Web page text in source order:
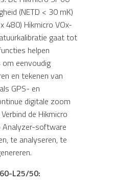
(NETD < 30 mK)
480) Hikmicro VOx-
gaat tot
helpen
eenvoudig
en tekenen van
GPS- en
digitale zoom
de Hikmicro
Analyzer-software
te analyseren, te
L25/50: